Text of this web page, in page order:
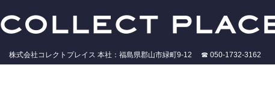
株式会社コレクトプレイス 本社：福島県郡山市緑町9-12 ☎ 050-1732-3162